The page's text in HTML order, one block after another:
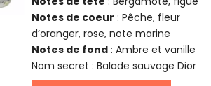
Notes de coeur : Pêche, fleur
d’oranger, rose, note marine
Notes de fond : Ambre et vanille
Nom secret : Balade sauvage Dior